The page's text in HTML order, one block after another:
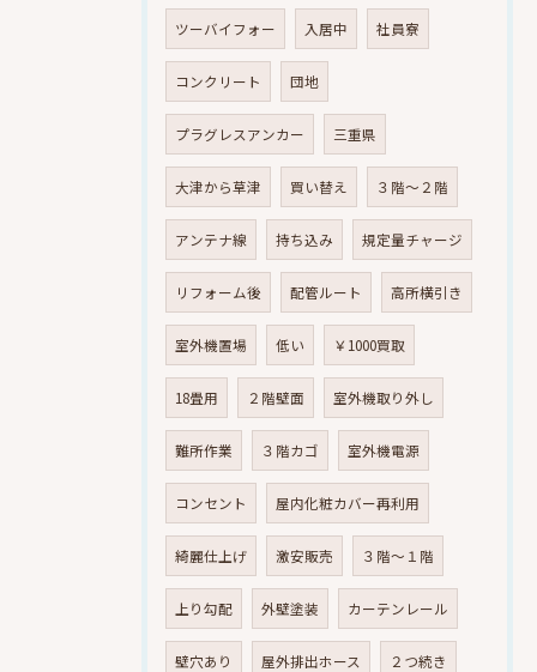
ツーバイフォー 入居中 社員寮
コンクリート 団地
プラグレスアンカー 三重県
大津から草津 買い替え ３階～２階
アンテナ線 持ち込み 規定量チャージ
リフォーム後 配管ルート 高所横引き
室外機置場 低い ￥1000買取
18畳用 ２階壁面 室外機取り外し
難所作業 ３階カゴ 室外機電源
コンセント 屋内化粧カバー再利用
綺麗仕上げ 激安販売 ３階～１階
上り勾配 外壁塗装 カーテンレール
壁穴あり 屋外排出ホース ２つ続き